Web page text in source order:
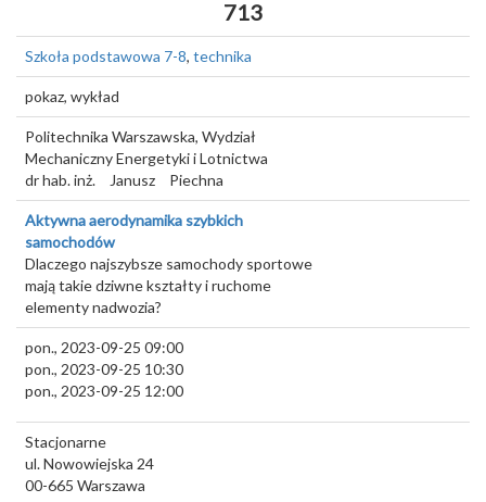
713
Szkoła podstawowa 7-8, technika
pokaz, wykład
Politechnika Warszawska, Wydział
Mechaniczny Energetyki i Lotnictwa
dr hab. inż.
Janusz Piechna
Aktywna aerodynamika szybkich
samochodów
Dlaczego najszybsze samochody sportowe
mają takie dziwne kształty i ruchome
elementy nadwozia?
pon., 2023-09-25 09:00
pon., 2023-09-25 10:30
pon., 2023-09-25 12:00
Stacjonarne
ul. Nowowiejska 24
00-665 Warszawa